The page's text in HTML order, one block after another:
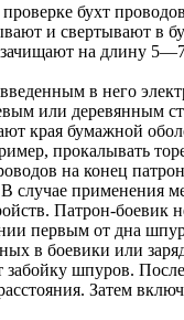
бухт
и свертывают в
зачищают на длину
в него
или деревянным
края бумажной
прокалывать
на конец
применения
Патрон-
первым от дна
в боевики или
шпуров.
Затем